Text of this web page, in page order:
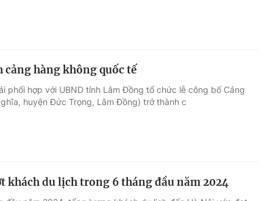
hàng không quốc tế
phối hợp với UBND tỉnh Lâm Đồng tổ chức lễ công bố Cảng
huyện Đức Trọng, Lâm Đồng) trở thành c
khách du lịch trong 6 tháng đầu năm 2024